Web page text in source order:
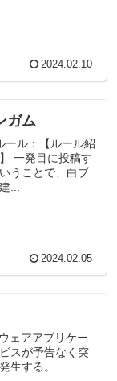
2024.02.10
ガム
ール：【ルール紹
一発目に投稿す
うことで、白ブ
...
2024.02.05
ェアアプリケー
スが予告なく突
生する。